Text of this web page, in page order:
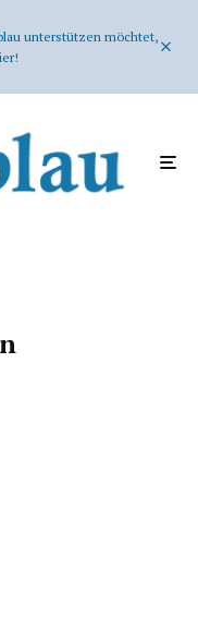
unterstützen möchtet,